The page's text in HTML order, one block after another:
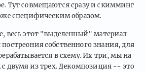
Тут совмещаются сразу и скимминг
специфическим образом.
весь этот "выделенный" материал
собственного знания, для
в схему. Их три, мы на
с двумя из трех. Декомпозиция -- это